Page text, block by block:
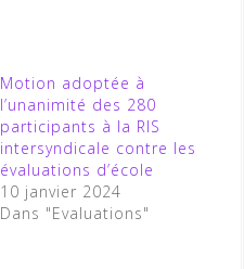
Motion adoptée à
l’unanimité des 280
participants à la RIS
intersyndicale contre les
évaluations d’école
10 janvier 2024
Dans "Evaluations"